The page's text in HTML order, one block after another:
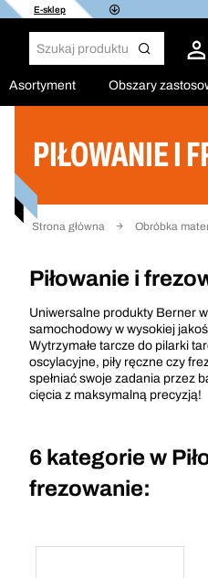
E-sklep
Asortyment Obszary
PIŁOWANIE I
Strona główna Obróbka
Piłowanie i
Uniwersalne produkty Berner
samochodowy w wysokiej
Wytrzymałe tarcze do pilarki
oscylacyjne, piły ręczne czy
spełniać swoje zadania przez
cięcia z maksymalną precyzją!
6 kategorie w
frezowanie:
Filtruj